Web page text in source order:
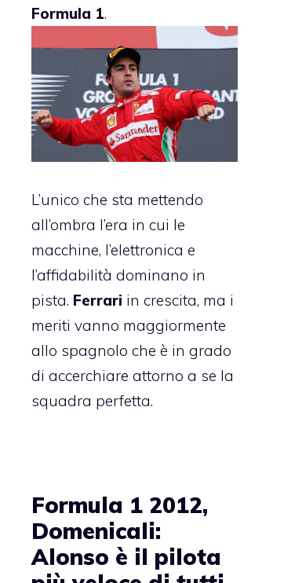
Formula 1.
L’unico che sta mettendo
all’ombra l’era in cui le
macchine, l’elettronica e
l’affidabilità dominano in
pista. Ferrari in crescita, ma i
meriti vanno maggiormente
allo spagnolo che è in grado
di accerchiare attorno a se la
squadra perfetta.
Formula 1 2012,
Domenicali:
Alonso è il pilota